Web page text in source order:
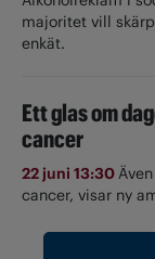
majoritet vill
enkät.
Ett glas om
cancer
22 juni 13:30
cancer, visar ny